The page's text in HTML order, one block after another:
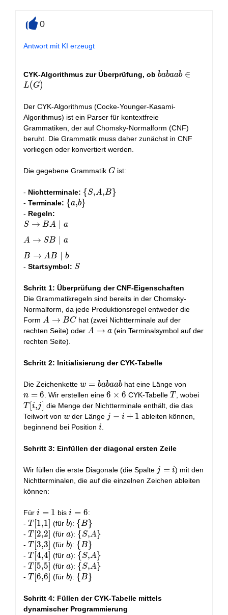
0
Antwort mit KI erzeugt
CYK-Algorithmus zur Überprüfung, ob babaab
babaab ∈
L(G)
Der CYK-Algorithmus (Cocke-Younger-Kasami-
Algorithmus) ist ein Parser für kontextfreie
Grammatiken, der auf Chomsky-Normalform (CNF)
beruht. Die Grammatik muss daher zunächst in CNF
vorliegen oder konvertiert werden.
Die gegebene Grammatik G
G ist:
- Nichtterminale: \
{S,
{ S,A,B}
- Terminale: \
b\}
{a,b}
- Regeln:
S
\rightarrow
B A \mid a
\\ A
\rightarrow
\\ B
\rightarrow
A B \mid b
S → BA
a
A → SB
a
B → AB
b
- Startsymbol: S
S
Schritt 1: Überprüfung der CNF-Eigenschaften
Die Grammatikregeln sind bereits in der Chomsky-
Normalform, da jede Produktionsregel entweder die
Form A
\rightarrow
BC
A → BC hat (zwei Nichtterminale auf der
rechten Seite) oder A
A → a (ein Terminalsymbol auf der
rechten Seite).
Schritt 2: Initialisierung der CYK-Tabelle
Die Zeichenkette w =
babaab
w = babaabhat eine Länge von
=
6
n = 6 . Wir erstellen eine6
\times
6
6 × 6 CYK-Tabelle T
T , wobei
T [i,j
die Menge der Nichtterminale enthält, die das
Teilwort von w
w der Länge j-
j − i + 1 ableiten können,
beginnend bei Position i
i
Schritt 3: Einfüllen der diagonal ersten Zeile
Wir füllen die erste Diagonale (die Spalte j
=
j = i) mit den
Nichtterminalen, die auf die einzelnen Zeichen ableiten
können:
Für i
=
1
i = 1 bisi
=
6
i = 6:
- T[1,1]
T 1,1 (fürb
b): \
{B\}
{B}
- T[2,2]
T [2,2 (füra
a): \
{S,
A\}
{ S,A}
- T[3,3]
T [3,3 (fürb
b): \
{B\}
{B}
- T[4,4]
T [4,4 (füra
a): \
{S,
A\}
{ S,A}
- T[5,5]
T [5,5 (füra
a): \
{S,
{ S,A}
- T[6,6]
T [6,6 (fürb
b): \
{B}
Schritt 4: Füllen der CYK-Tabelle mittels
dynamischer Programmierung